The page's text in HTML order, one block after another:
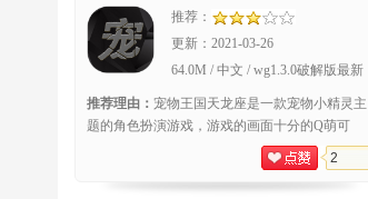
推荐：
更新： 2021-03-26
64.0M / 中文 / wg1.3.0破解版最新
推荐理由： 宠物王国天龙座是一款宠物小精灵主
题的角色扮演游戏，游戏的画面十分的Q萌可
爱，游戏采用经典的回合战斗制。玩家在游戏中
2